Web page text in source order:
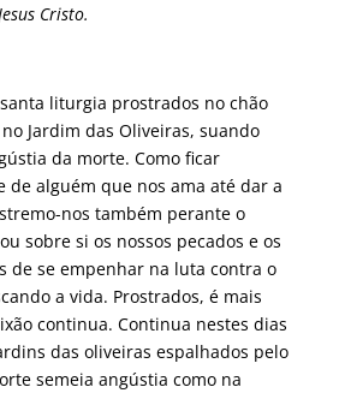
Cristo.
liturgia prostrados no chão
Jardim das Oliveiras, suando
da morte. Como ficar
de alguém que nos ama até dar a
nos também perante o
sobre si os nossos pecados e os
de se empenhar na luta contra o
a vida. Prostrados, é mais
continua. Continua nestes dias
das oliveiras espalhados pelo
semeia angústia como na